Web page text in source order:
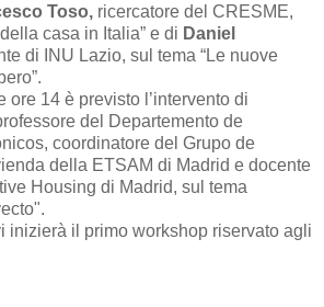
Toso, ricercatore del CRESME,
casa in Italia” e di Daniel
di INU Lazio, sul tema “Le nuove
ore 14 è previsto l’intervento di
del Departemento de
coordinatore del Grupo de
della ETSAM di Madrid e docente
Housing di Madrid, sul tema
inizierà il primo workshop riservato agli